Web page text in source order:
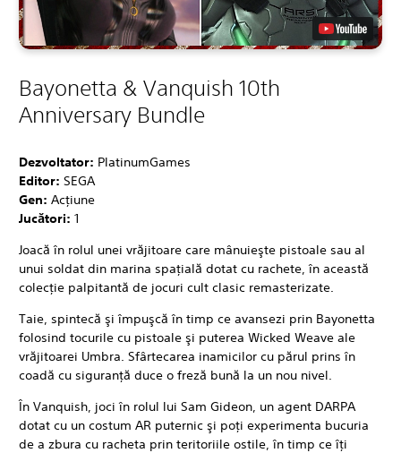
Bayonetta & Vanquish 10th
Anniversary Bundle
Dezvoltator: PlatinumGames
Editor: SEGA
Gen: Acţiune
Jucători: 1
Joacă în rolul unei vrăjitoare care mânuieşte pistoale sau al
unui soldat din marina spaţială dotat cu rachete, în această
colecţie palpitantă de jocuri cult clasic remasterizate.
Taie, spintecă şi împuşcă în timp ce avansezi prin Bayonetta
folosind tocurile cu pistoale şi puterea Wicked Weave ale
vrăjitoarei Umbra. Sfârtecarea inamicilor cu părul prins în
coadă cu siguranţă duce o freză bună la un nou nivel.
În Vanquish, joci în rolul lui Sam Gideon, un agent DARPA
dotat cu un costum AR puternic şi poţi experimenta bucuria
de a zbura cu racheta prin teritoriile ostile, în timp ce îţi